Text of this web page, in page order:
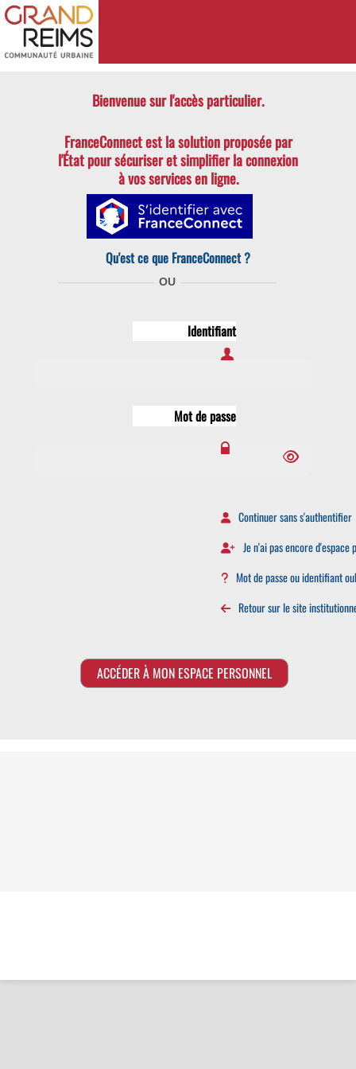
Bienvenue sur l'accès particulier.
FranceConnect est la solution proposée par
l'État poursécuriser et simplifier la connexion
à vos services en ligne.
Qu'est ce que FranceConnect ?
OU
Identifiant
Mot de passe
Continuer sans s'authentifier
Je n'ai pas encore
Mot de passe ou identifiant
Retour sur le site
ACCÉDER À MON ESPACE PERSONNEL